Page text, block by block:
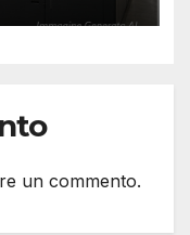
un commento.